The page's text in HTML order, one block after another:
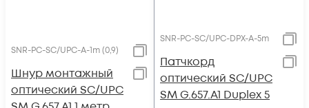
SNR-PC-SC/UPC-A-1m (0,9)
Шнур монтажный
оптический SC/UPC
SNR-PC-SC/UPC-DPX-A-5m
Патчкорд
оптический SC/UPC
SM G.657.A1 Duplex 5